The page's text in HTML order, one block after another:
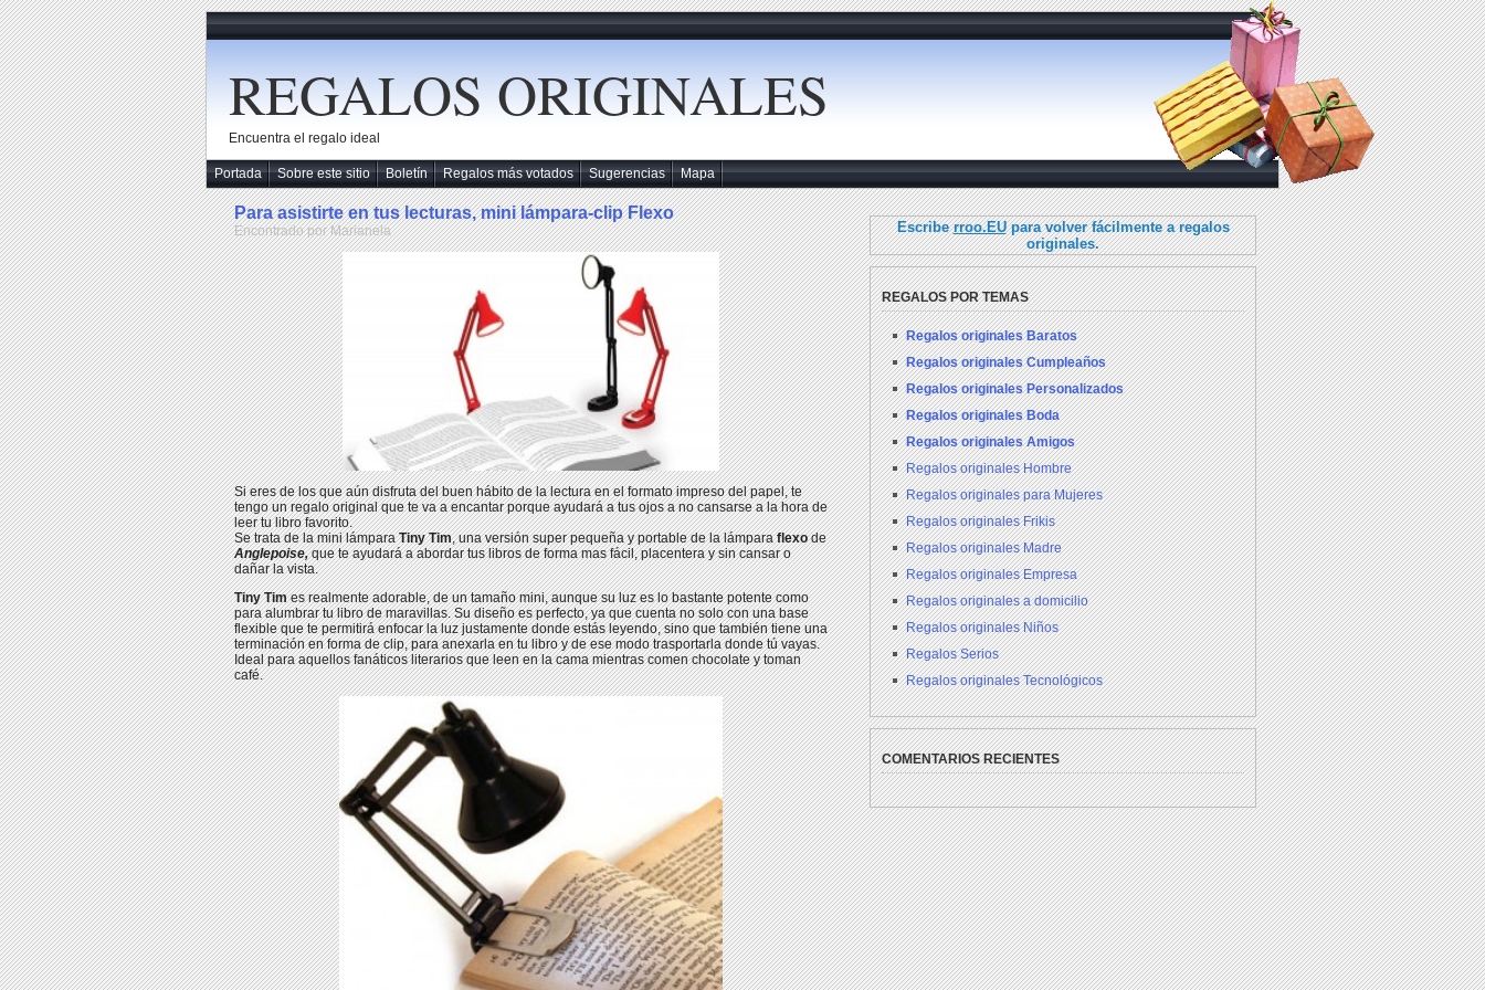
REGALOS ORIGINALES
Encuentra el regalo ideal
Portada Sobre este sitio Boletín Regalos más votados Sugerencias Mapa
Para asistirte en tus lecturas, mini lámpara-clip Flexo
Encontrado por Marianela
Si eres de los que aún disfruta del buen hábito de la lectura en el formato impreso del papel, te
tengo un regalo original que te va a encantar porque ayudará a tus ojos a no cansarse a la hora de
leer tu libro favorito.
Se trata de la mini lámparaTiny Tim, una versión super pequeña y portable de la lámparaflexode
Anglepoise,que te ayudará a abordar tus libros de forma mas fácil, placentera y sin cansar o
dañar la vista.
Tiny Times realmente adorable, de un tamaño mini, aunque su luz es lo bastante potente como
para alumbrar tu libro de maravillas. Su diseño es perfecto, ya que cuenta no solo con una base
flexible que te permitirá enfocar la luz justamente donde estás leyendo, sino que también tiene una
terminación en forma de clip, para anexarla en tu libro y de ese modo trasportarla donde tú vayas.
Ideal para aquellos fanáticos literarios que leen en la cama mientras comen chocolate y toman
café.
Escriberroo.EUpara volver fácilmente a regalos
originales.
REGALOS POR TEMAS
Regalos originales Baratos
Regalos originales Cumpleaños
Regalos originales Personalizados
Regalos originales Boda
Regalos originales Amigos
Regalos originales Hombre
Regalos originales para Mujeres
Regalos originales Frikis
Regalos originales Madre
Regalos originales Empresa
Regalos originales a domicilio
Regalos originales Niños
Regalos Serios
Regalos originales Tecnológicos
COMENTARIOS RECIENTES